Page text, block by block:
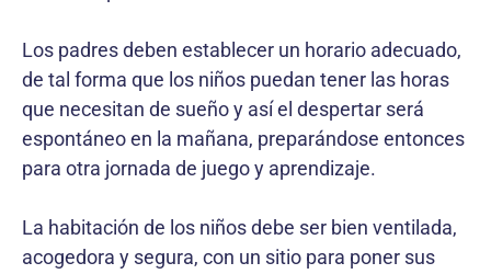
Los padres deben establecer un horario adecuado,
de tal forma que los niños puedan tener las horas
que necesitan de sueño y así el despertar será
espontáneo en la mañana, preparándose entonces
para otra jornada de juego y aprendizaje.
La habitación de los niños debe ser bien ventilada,
acogedora y segura, con un sitio para poner sus